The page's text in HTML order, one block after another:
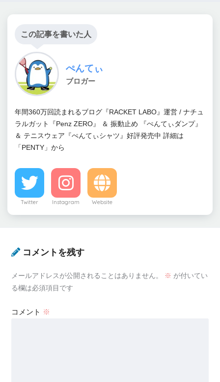
この記事を書いた人
ぺんてぃ
ブロガー
年間360万回読まれるブログ『RACKET LABO』運営 / ナチュ
ラルガット『Penz ZERO』 ＆ 振動止め 『ぺんてぃダンプ』
＆ テニスウェア『ぺんてぃシャツ』好評発売中 詳細は
「PENTY」から
Twitter Instagram Website
コメントを残す
メールアドレスが公開されることはありません。 ※ が付いてい
る欄は必須項目です
コメント ※